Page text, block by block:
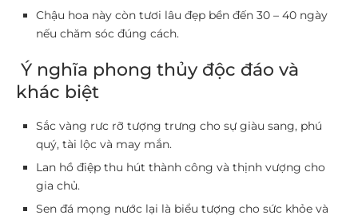
Chậu hoa này còn tươi lâu đẹp bền đến 30 – 40 ngày
nếu chăm sóc đúng cách.
Ý nghĩa phong thủy độc đáo và
khác biệt
Sắc vàng rưc rỡ tượng trưng cho sự giàu sang, phú
quý, tài lộc và may mắn.
Lan hồ điệp thu hút thành công và thịnh vượng cho
gia chủ.
Sen đá mọng nước lại là biểu tượng cho sức khỏe và